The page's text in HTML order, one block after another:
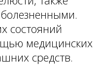
состояний
медицинских
средств.